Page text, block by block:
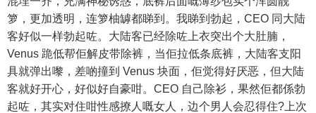
箩，更加透明，连箩柚罅都睇到。我睇到勃起，CEO 同大陆
客好似一样勃起咗。大陆客已经除咗上衣突出个大肚腩，
Venus 跪低帮佢解皮带除裤，当佢拉低条底裤，大陆客支阳
具就弹出嚟，差啲撞到 Venus 块面，佢觉得好厌恶，但大陆
客就好开心，好似好自豪咁。CEO 自己除衫，果然佢都係勃
起咗，其实对住咁性感撩人嘅女人，边个男人会忍得住?上次